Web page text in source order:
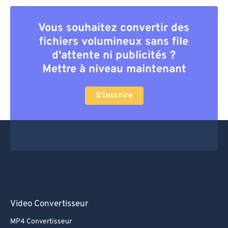
Vous souhaitez convertir des
fichiers volumineux sans file
d'attente ni publicités ?
Mettre à niveau maintenant
S'inscrire
Video Convertisseur
MP4 Convertisseur